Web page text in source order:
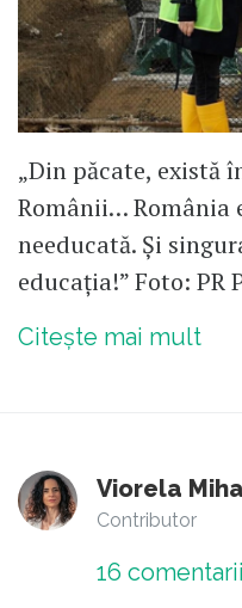
„Din păcate, există
Românii… România
needucată. Și
educația!” Foto: PR
Citește mai mult
Viorela
Contributor
16 comentarii